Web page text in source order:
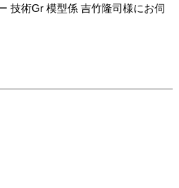
技術Gr 模型係 吉竹隆司様にお伺